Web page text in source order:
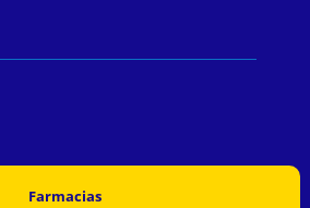
Farmacias